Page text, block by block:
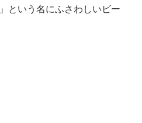
という名にふさわしいビー